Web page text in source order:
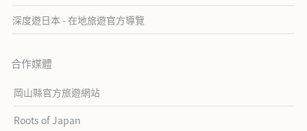
深度遊日本 - 在地旅遊官方導覽
合作媒體
岡山縣官方旅遊網站
Roots of Japan